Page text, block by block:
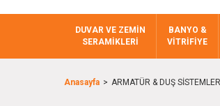
DUVAR VE ZEMİN
SERAMİKLERİ
BANYO &
VİTRİFİYE
Anasayfa ARMATÜR & DUŞ